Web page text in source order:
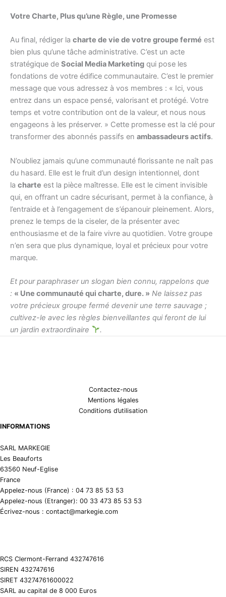
Votre Charte, Plus qu’une Règle, une Promesse
Au final, rédiger la charte de vie de votre groupe fermé est
bien plus qu’une tâche administrative. C’est un acte
stratégique de Social Media Marketing qui pose les
fondations de votre édifice communautaire. C’est le premier
message que vous adressez à vos membres : « Ici, vous
entrez dans un espace pensé, valorisant et protégé. Votre
temps et votre contribution ont de la valeur, et nous nous
engageons à les préserver. » Cette promesse est la clé pour
transformer des abonnés passifs en ambassadeurs actifs.
N’oubliez jamais qu’une communauté florissante ne naît pas
du hasard. Elle est le fruit d’un design intentionnel, dont
la charte est la pièce maîtresse. Elle est le ciment invisible
qui, en offrant un cadre sécurisant, permet à la confiance, à
l’entraide et à l’engagement de s’épanouir pleinement. Alors,
prenez le temps de la ciseler, de la présenter avec
enthousiasme et de la faire vivre au quotidien. Votre groupe
n’en sera que plus dynamique, loyal et précieux pour votre
marque.
Et pour paraphraser un slogan bien connu, rappelons que
: « Une communauté qui charte, dure. » Ne laissez pas
votre précieux groupe fermé devenir une terre sauvage ;
cultivez-le avec les règles bienveillantes qui feront de lui
un jardin extraordinaire
.
Contactez-nous
Mentions légales
Conditions d’utilisation
INFORMATIONS
SARL MARKEGIE
Les Beauforts
63560 Neuf-Eglise
France
Appelez-nous (France) : 04 73 85 53 53
Appelez-nous (Etranger): 00 33 473 85 53 53
Écrivez-nous : contact@markegie.com
RCS Clermont-Ferrand 432747616
SIREN 432747616
SIRET 43274761600022
SARL au capital de 8 000 Euros